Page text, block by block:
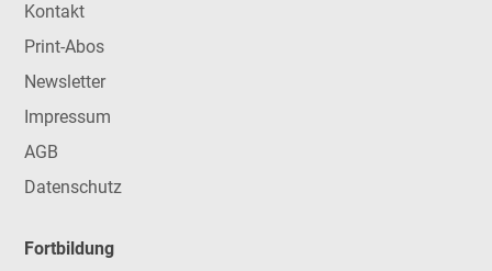
Kontakt
Print-Abos
Newsletter
Impressum
AGB
Datenschutz
Fortbildung